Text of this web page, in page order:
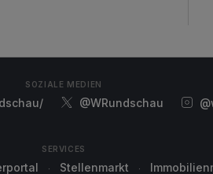
SOZIALE MEDIEN
@WRundschau
SERVICES
Stellenmarkt